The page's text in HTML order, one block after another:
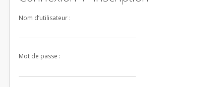
Nom d’utilisateur :
Mot de passe :